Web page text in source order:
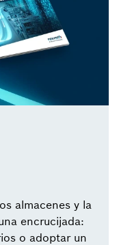
almacenes y la
encrucijada:
o adoptar un